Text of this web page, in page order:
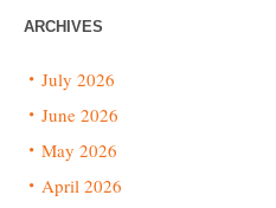
ARCHIVES
July 2026
June 2026
May 2026
April 2026